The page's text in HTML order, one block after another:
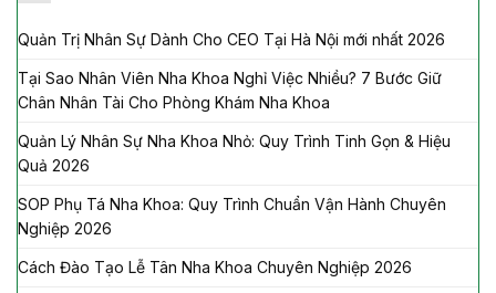
Quản Trị Nhân Sự Dành Cho CEO Tại Hà Nội mới nhất 2026
Tại Sao Nhân Viên Nha Khoa Nghỉ Việc Nhiều? 7 Bước Giữ
Chân Nhân Tài Cho Phòng Khám Nha Khoa
Quản Lý Nhân Sự Nha Khoa Nhỏ: Quy Trình Tinh Gọn & Hiệu
Quả 2026
SOP Phụ Tá Nha Khoa: Quy Trình Chuẩn Vận Hành Chuyên
Nghiệp 2026
Cách Đào Tạo Lễ Tân Nha Khoa Chuyên Nghiệp 2026